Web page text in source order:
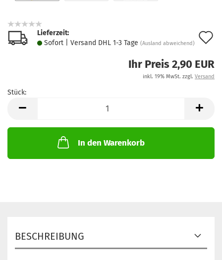
Lieferzeit:
Sofort | Versand DHL 1-3 Tage (Ausland abweichend)
Ihr Preis 2,90 EUR
inkl. 19% MwSt. zzgl. Versand
Stück:
In den Warenkorb
BESCHREIBUNG